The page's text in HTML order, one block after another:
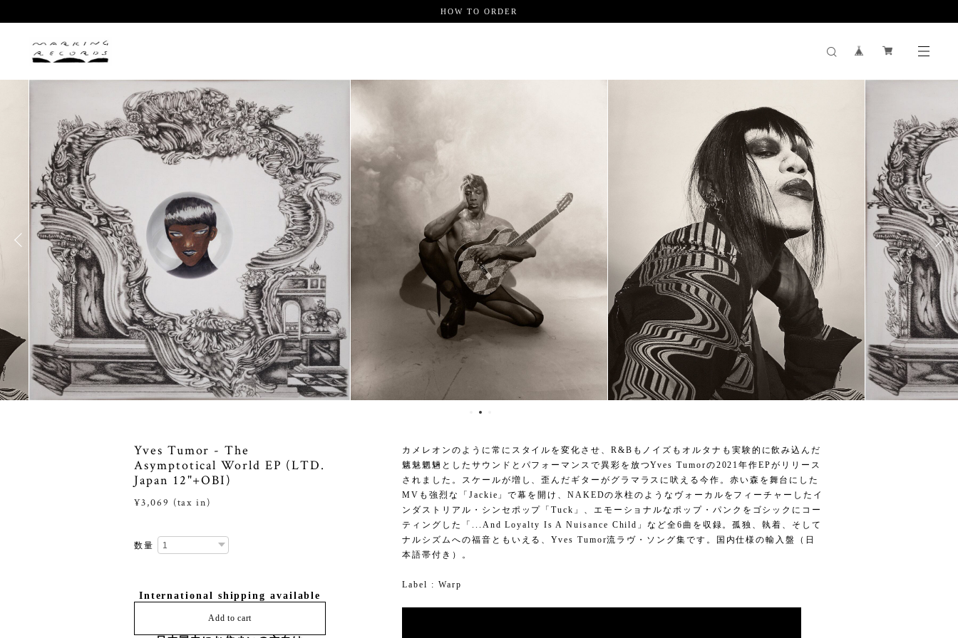
HOW TO ORDER
Yves Tumor - The
Asymptotical World EP (LTD.
Japan 12"+OBI)
¥3,069 (tax in)
数量
International shipping available
Add to cart
カメレオンのように常にスタイルを変化させ、R&Bもノイズもオルタナも実験的に飲み込んだ
魑魅魍魎としたサウンドとパフォーマンスで異彩を放つYves Tumorの2021年作EPがリリース
されました。スケールが増し、歪んだギターがグラマラスに吠える今作。赤い森を舞台にした
MVも強烈な「Jackie」で幕を開け、NAKEDの氷柱のようなヴォーカルをフィーチャーしたイ
ンダストリアル・シンセポップ「Tuck」、エモーショナルなポップ・パンクをゴシックにコー
ティングした「...And Loyalty Is A Nuisance Child」など全6曲を収録。孤独、執着、そして
ナルシズムへの福音ともいえる、Yves Tumor流ラヴ・ソング集です。国内仕様の輸入盤（日
本語帯付き）。
Label : Warp